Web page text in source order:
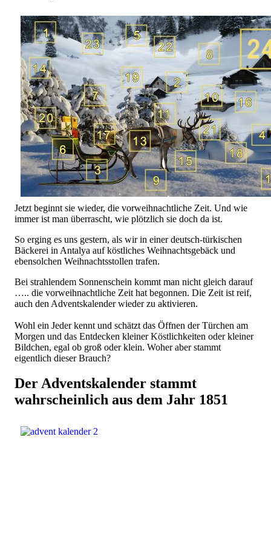
Jetzt beginnt sie wieder, die vorweihnachtliche Zeit. Und wie
immer ist man überrascht, wie plötzlich sie doch da ist.
So erging es uns gestern, als wir in einer deutsch-türkischen
Bäckerei in Antalya auf köstliches Weihnachtsgebäck und
ebensolchen Weihnachtsstollen trafen.
Bei strahlendem Sonnenschein kommt man nicht gleich darauf
….. die vorweihnachtliche Zeit hat begonnen. Die Zeit ist reif,
auch den Adventskalender wieder zu aktivieren.
Wohl ein Jeder kennt und schätzt das Öffnen der Türchen am
Morgen und das Entdecken kleiner Köstlichkeiten oder kleiner
Bildchen, egal ob groß oder klein. Woher aber stammt
eigentlich dieser Brauch?
Der Adventskalender stammt
wahrscheinlich aus dem Jahr 1851